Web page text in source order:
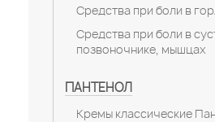
Средства при боли в
Средства при боли в
позвоночнике, мышцах
ПАНТЕНОЛ
Кремы классические